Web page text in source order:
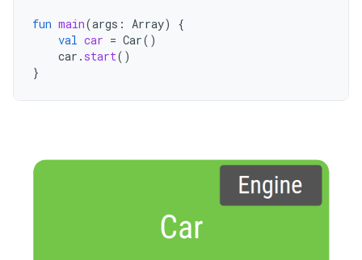
fun main(args : Array)
{
val car = Car()
car . start()
}